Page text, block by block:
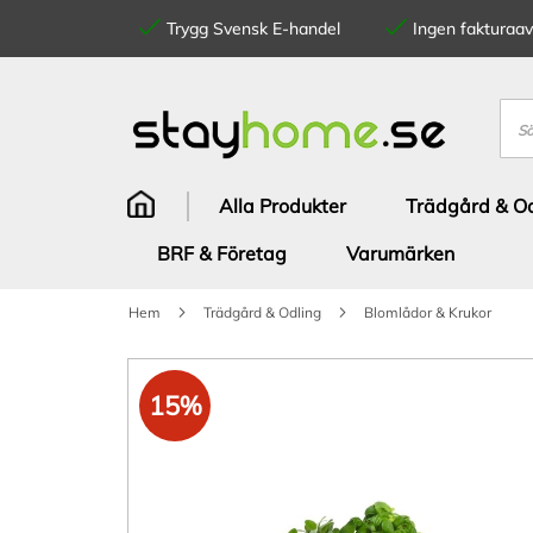
Trygg Svensk E-handel Ingen
innehållet
Sök
Alla Produkter Trädgård &
BRF & Företag
Varumärken
Hem Trädgård & Odling Blomlådor & Krukor
Hoppa
till
slutet15%